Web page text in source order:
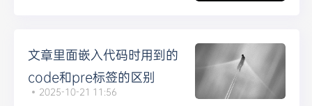
文章里面嵌入代码时用到的
code和pre标签的区别
2025-10-21 11:56